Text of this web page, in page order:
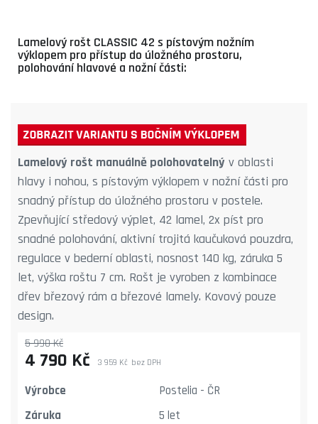
Lamelový rošt CLASSIC 42 s pístovým nožním
výklopem pro přístup do úložného prostoru,
polohování hlavové a nožní části:
Lamelový rošt manuálně polohovatelný v oblasti
hlavy i nohou, s pístovým výklopem v nožní části pro
snadný přístup do úložného prostoru v postele.
Zpevňující středový výplet, 42 lamel, 2x píst pro
snadné polohování, aktivní trojitá kaučuková pouzdra,
regulace v bederní oblasti, nosnost 140 kg, záruka 5
let, výška roštu 7 cm. Rošt je vyroben z kombinace
dřev březový rám a březové lamely. Kovový pouze
design.
4 790 Kč bez DPH
3 959 Kč
5 990 Kč
Výrobce
Postelia - ČR
Záruka
5 let